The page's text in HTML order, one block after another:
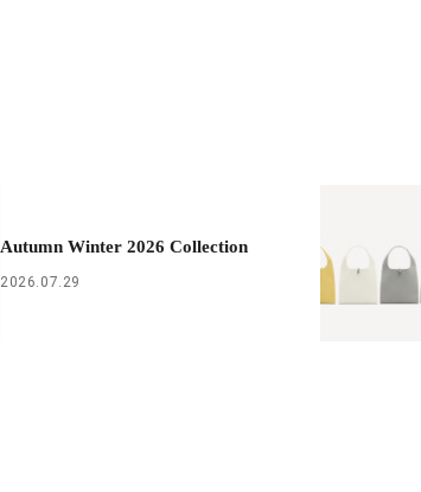
Autumn Winter 2026 Collection
2026.07.29